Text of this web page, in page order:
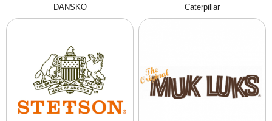
DANSKO Caterpillar